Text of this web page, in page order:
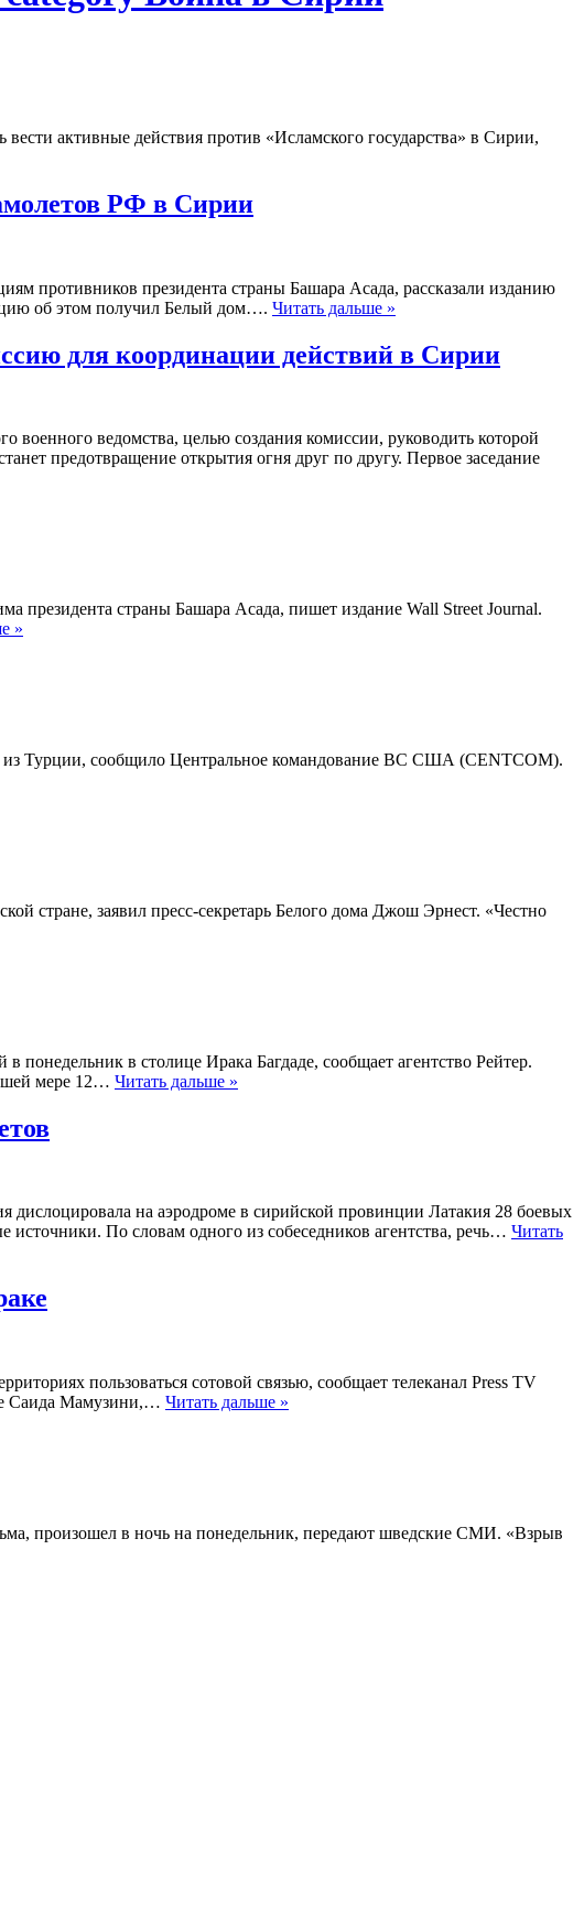
активные действия против «Исламского государства» в Сирии,
РФ в Сирии
противников президента страны Башара Асада, рассказали изданию
об этом получил Белый дом​…. Читать дальше »
для координации действий в Сирии
военного ведомства, целью создания комиссии, руководить которой
предотвращение открытия огня друг по другу. Первое заседание
президента страны Башара Асада, пишет издание Wall Street Journal.
»
Турции, сообщило Центральное командование ВС США (CENTCOM).
стране, заявил пресс-секретарь Белого дома Джош Эрнест. «Честно
понедельник в столице Ирака Багдаде, сообщает агентство Рейтер.
мере 12… Читать дальше »
на аэродроме в сирийской провинции Латакия 28 боевых
источники. По словам одного из собеседников агентства, речь… Читать
пользоваться сотовой связью, сообщает телеканал Press TV
Саида Мамузини,… Читать дальше »
произошел в ночь на понедельник, передают шведские СМИ. «Взрыв